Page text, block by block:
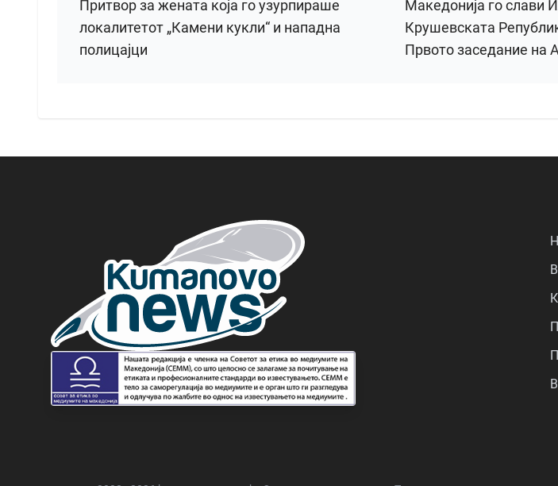
Притвор за жената која го узурпираше
локалитетот „Камени кукли“ и нападна
полицајци
Македонија го слави
Крушевската
Првото заседание